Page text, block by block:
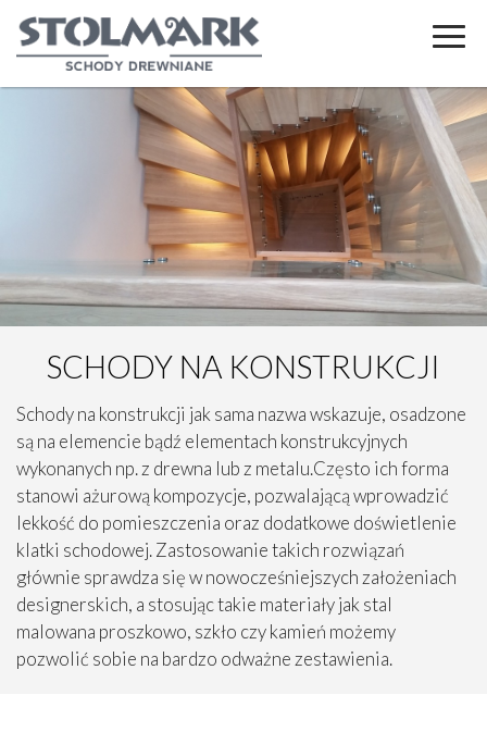
SCHODY NA KONSTRUKCJI
Schody na konstrukcji jak sama nazwa wskazuje, osadzone
są na elemencie bądź elementach konstrukcyjnych
wykonanych np. z drewna lub z metalu.Często ich forma
stanowi ażurową kompozycje, pozwalającą wprowadzić
lekkość do pomieszczenia oraz dodatkowe doświetlenie
klatki schodowej. Zastosowanie takich rozwiązań
głównie sprawdza się w nowocześniejszych założeniach
designerskich, a stosując takie materiały jak stal
malowana proszkowo, szkło czy kamień możemy
pozwolić sobie na bardzo odważne zestawienia.